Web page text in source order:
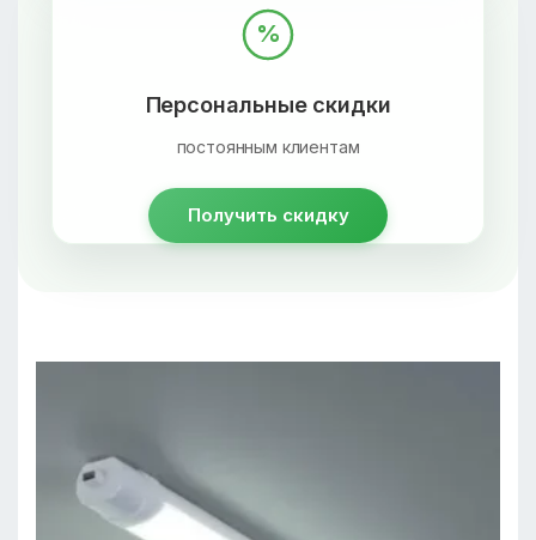
%
Персональные скидки
постоянным клиентам
Получить скидку